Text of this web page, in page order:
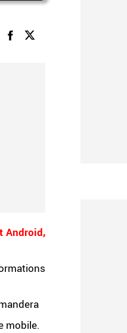
Android,
mobile.